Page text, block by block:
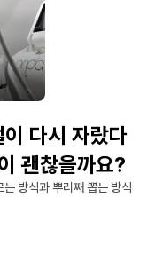
다시 자랐다
괜찮을까요?
방식과 뿌리째 뽑는 방식